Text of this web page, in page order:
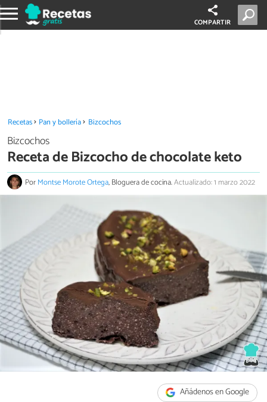
COMPARTIR
Recetas Pan y bollería Bizcochos
Bizcochos
Receta de Bizcocho de chocolate keto
PorMontse Morote Ortega, Bloguera de cocina.Actualizado: 1 marzo 2022
Añádenos en Google